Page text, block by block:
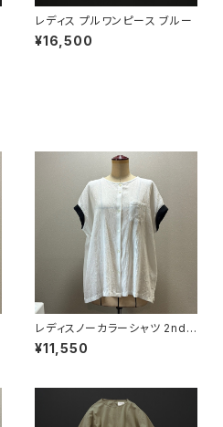
レディス プルワンピース ブルー
¥16,500
レディスノーカラーシャツ 2nd
ノースリーブ 白×黒
¥11,550